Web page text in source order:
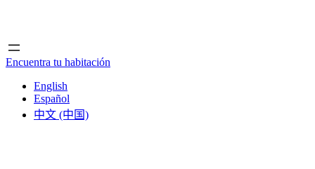
Encuentra tu habitación
English
Español
中文 (中国)